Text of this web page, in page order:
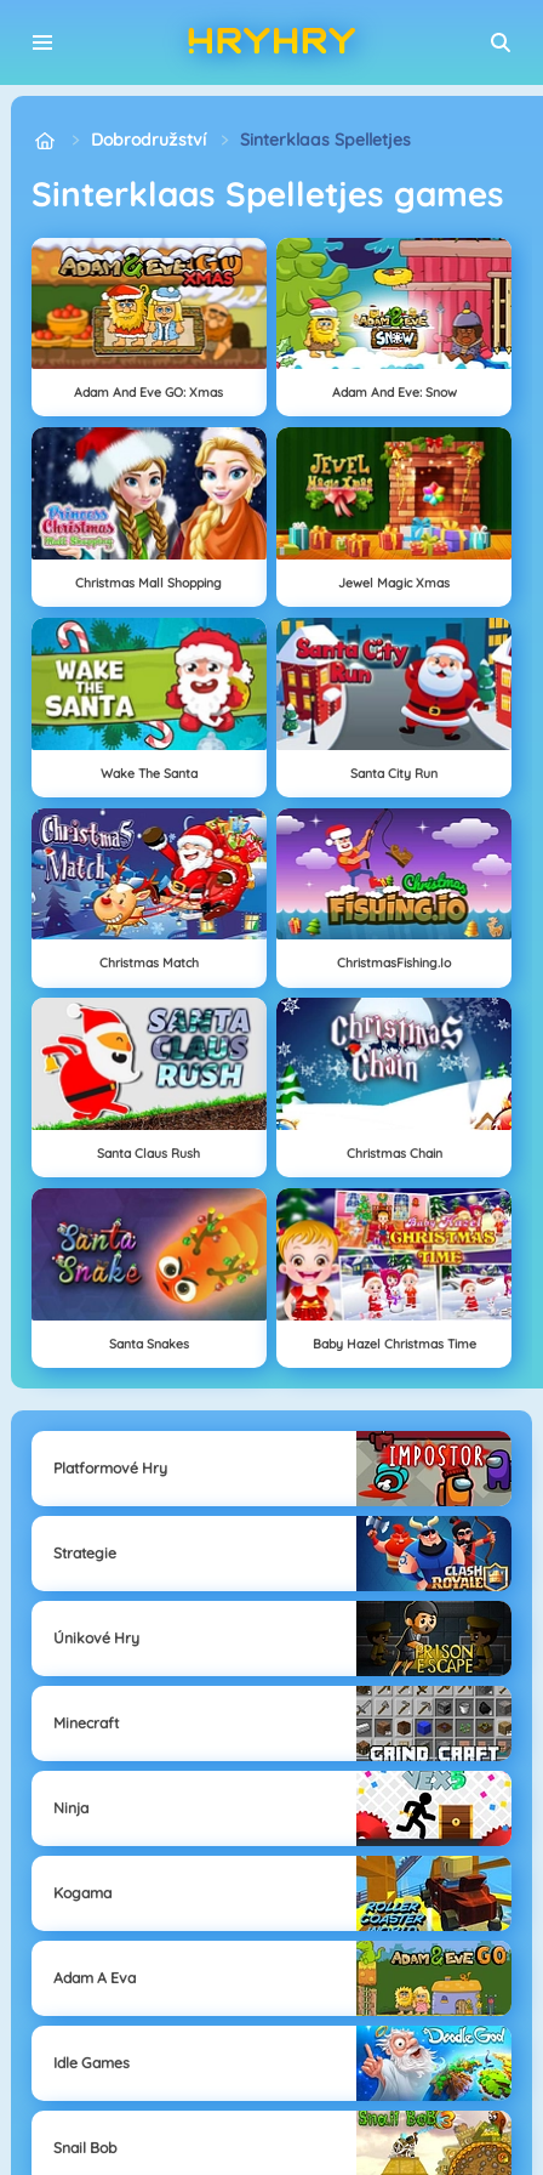
Dobrodružství Sinterklaas Spelletjes
Sinterklaas Spelletjes games
Adam And Eve GO: Xmas Adam And Eve: Snow
Christmas Mall Shopping Jewel Magic Xmas
Wake The Santa Santa City Run
Christmas Match ChristmasFishing.io
Santa Claus Rush Christmas Chain
Santa Snakes Baby Hazel Christmas Time
Platformové Hry
Strategie
Únikové Hry
Minecraft
Ninja
Kogama
Adam A Eva
Idle Games
Snail Bob